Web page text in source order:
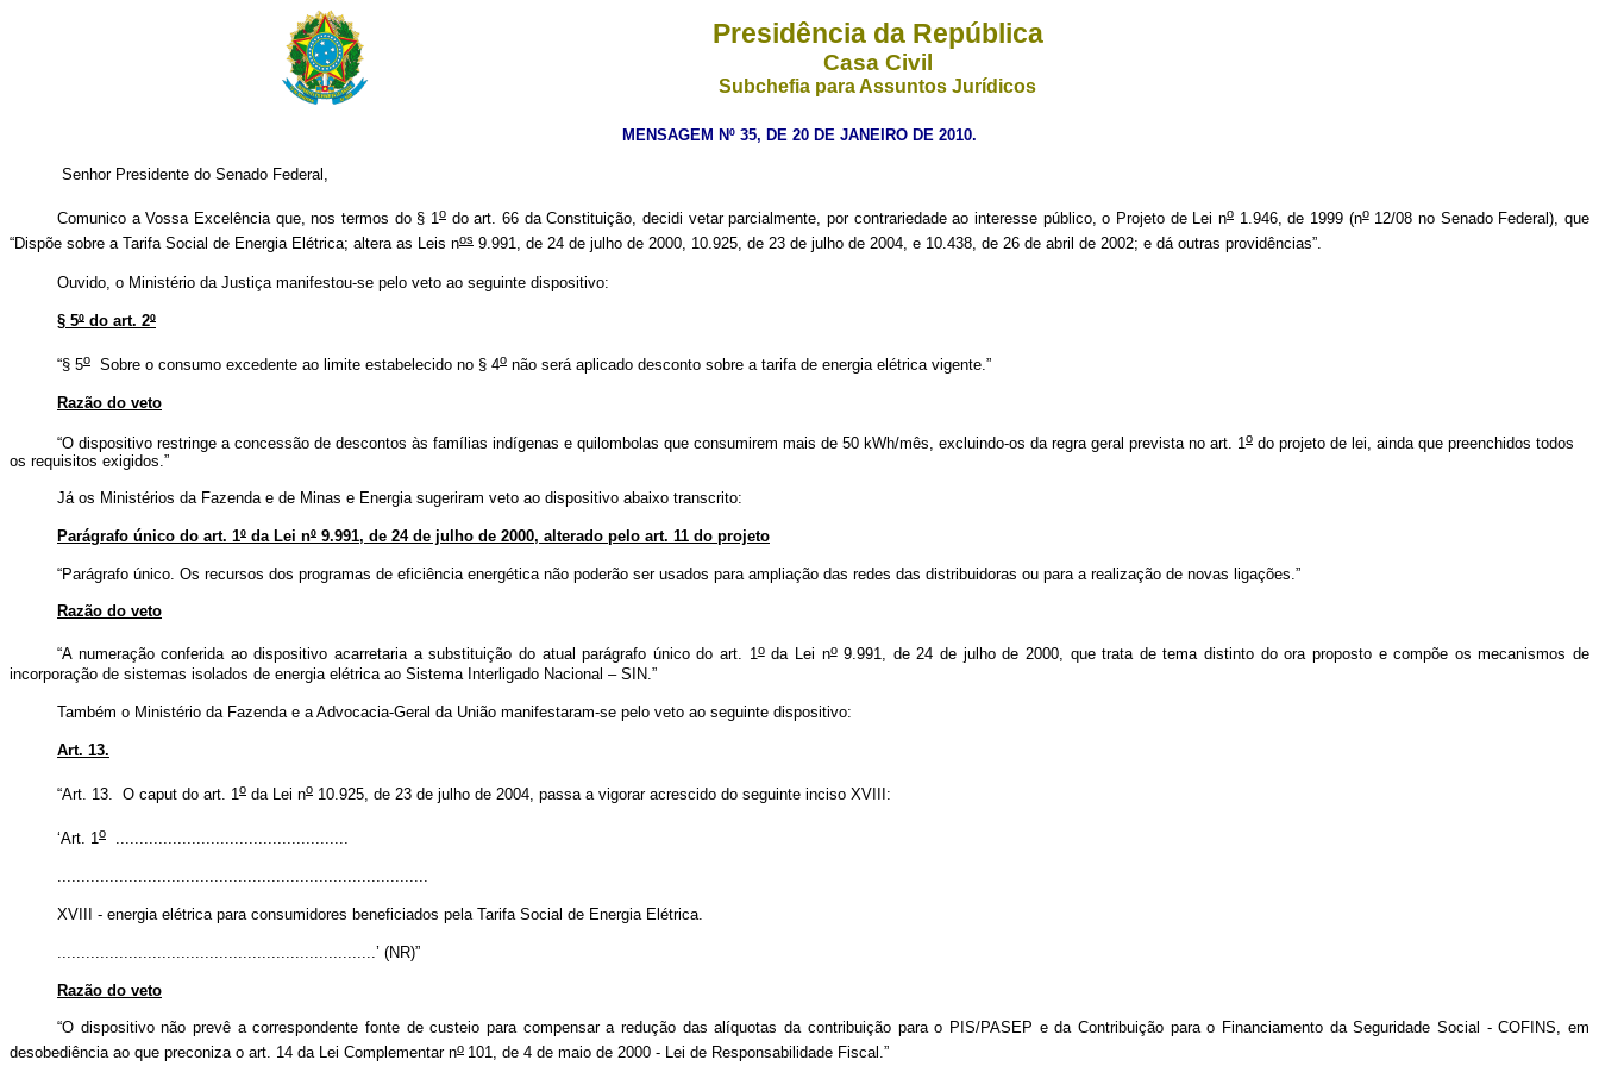
Presidência da República
Casa Civil
Subchefia para Assuntos Jurídicos
MENSAGEM Nº 35, DE 20 DE JANEIRO DE 2010.
Senhor Presidente do Senado Federal,
Comunico a Vossa Excelência que, nos termos do § 1o do art. 66 da Constituição, decidi vetar parcialmente, por contrariedade ao interesse público, o Projeto de Lei no 1.946, de 1999 (no12/08 no Senado Federal), que
“Dispõe sobre a Tarifa Social de Energia Elétrica; altera as Leis nos 9.991, de 24 de julho de 2000, 10.925, de 23 de julho de 2004, e 10.438, de 26 de abril de 2002; e dá outras providências”.
Ouvido, o Ministério da Justiça manifestou-se pelo veto ao seguinte dispositivo:
§ 5º do art. 2º
“§ 5o Sobre o consumo excedente ao limite estabelecido no § 4o não será aplicado desconto sobre a tarifa de energia elétrica vigente.”
Razão do veto
“O dispositivo restringe a concessão de descontos às famílias indígenas e quilombolas que consumirem mais de 50 kWh/mês, excluindo-os da regra geral prevista no art. 1o do projeto de lei, ainda que preenchidos todos
os requisitos exigidos.”
Já os Ministérios da Fazenda e de Minas e Energia sugeriram veto ao dispositivo abaixo transcrito:
Parágrafo único do art. 1º da Lei nº 9.991, de 24 de julho de 2000, alterado pelo art. 11 do projeto
“Parágrafo único. Os recursos dos programas de eficiência energética não poderão ser usados para ampliação das redes das distribuidoras ou para a realização de novas ligações.”
Razão do veto
“A numeração conferida ao dispositivo acarretaria a substituição do atual parágrafo único do art. 1oda Lei no9.991, de 24 de julho de 2000, que trata de tema distinto do ora proposto e compõe os mecanismos de
incorporação de sistemas isolados de energia elétrica ao Sistema Interligado Nacional – SIN.”
Também o Ministério da Fazenda e a Advocacia-Geral da União manifestaram-se pelo veto ao seguinte dispositivo:
Art. 13.
“Art. 13. O caput do art. 1 o da Lei no 10.925, de 23 de julho de 2004, passa a vigorar acrescido do seguinte inciso XVIII:
‘Art. 1o .................................................
..............................................................................
XVIII - energia elétrica para consumidores beneficiados pela Tarifa Social de Energia Elétrica.
...................................................................’ (NR)”
Razão do veto
“O dispositivo não prevê acorrespondente fonte de custeio para compensar a redução das alíquotas da contribuição para o PIS/PASEP e da Contribuição para o Financiamento da Seguridade Social - COFINS, em
desobediência ao que preconiza o art. 14 da Lei Complementar no 101, de 4 de maio de 2000 - Lei de Responsabilidade Fiscal.”